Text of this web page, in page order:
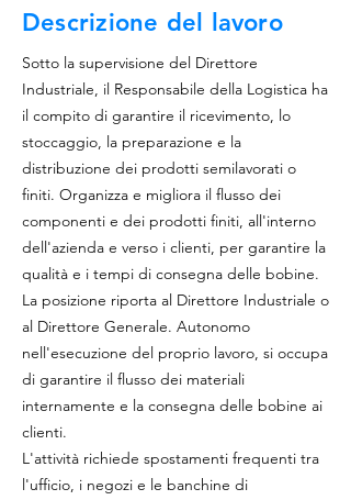
Descrizione del lavoro
Sotto la supervisione del Direttore
Industriale, il Responsabile della Logistica ha
il compito di garantire il ricevimento, lo
stoccaggio, la preparazione e la
distribuzione dei prodotti semilavorati o
finiti. Organizza e migliora il flusso dei
componenti e dei prodotti finiti, all'interno
dell'azienda e verso i clienti, per garantire la
qualità e i tempi di consegna delle bobine.
La posizione riporta al Direttore Industriale o
al Direttore Generale. Autonomo
nell'esecuzione del proprio lavoro, si occupa
di garantire il flusso dei materiali
internamente e la consegna delle bobine ai
clienti.
L'attività richiede spostamenti frequenti tra
l'ufficio, i negozi e le banchine di